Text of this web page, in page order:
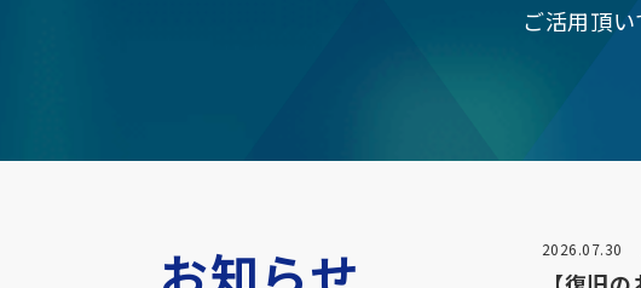
ご活用頂
2026.07.30